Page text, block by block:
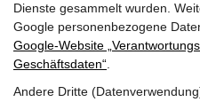
Dienste gesammelt wurden.
Google personenbezogene
Google‑Website
Geschäftsdaten“
Andere Dritte